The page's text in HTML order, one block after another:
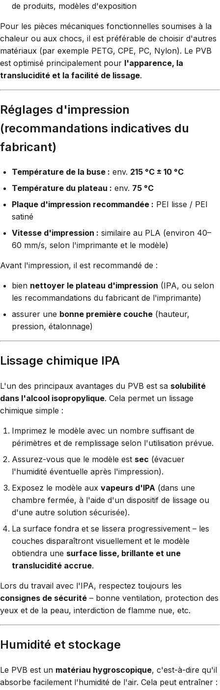
de produits, modèles d'exposition
Pour les pièces mécaniques fonctionnelles soumises à la
chaleur ou aux chocs, il est préférable de choisir d'autres
matériaux (par exemple PETG, CPE, PC, Nylon). Le PVB
est optimisé principalement pour l'apparence, la
translucidité et la facilité de lissage.
Réglages d'impression
(recommandations indicatives du
fabricant)
Température de la buse : env. 215 °C ± 10 °C
Température du plateau : env. 75 °C
Plaque d'impression recommandée : PEI lisse / PEI
satiné
Vitesse d'impression : similaire au PLA (environ 40–
60 mm/s, selon l'imprimante et le modèle)
Avant l'impression, il est recommandé de :
bien nettoyer le plateau d'impression (IPA, ou selon
les recommandations du fabricant de l'imprimante)
assurer une bonne première couche (hauteur,
pression, étalonnage)
Lissage chimique IPA
L'un des principaux avantages du PVB est sa solubilité
dans l'alcool isopropylique. Cela permet un lissage
chimique simple :
Imprimez le modèle avec un nombre suffisant de
périmètres et de remplissage selon l'utilisation prévue.
Assurez-vous que le modèle est sec (évacuer
l'humidité éventuelle après l'impression).
Exposez le modèle aux vapeurs d'IPA (dans une
chambre fermée, à l'aide d'un dispositif de lissage ou
d'une autre solution sécurisée).
La surface fondra et se lissera progressivement – les
couches disparaîtront visuellement et le modèle
obtiendra une surface lisse, brillante et une
translucidité accrue.
Lors du travail avec l'IPA, respectez toujours les
consignes de sécurité – bonne ventilation, protection des
yeux et de la peau, interdiction de flamme nue, etc.
Humidité et stockage
Le PVB est un matériau hygroscopique, c'est-à-dire qu'il
absorbe facilement l'humidité de l'air. Cela peut entraîner :